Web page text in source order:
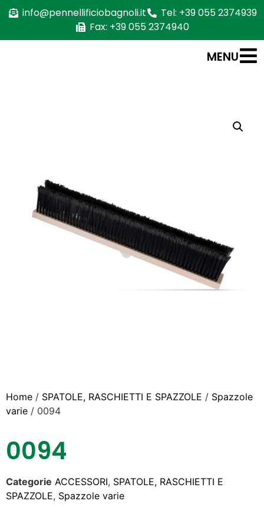
info@pennellificiobagnoli.it
Tel: +39 055 2374939
Fax: +39 055 2374940
MENU
Home / SPATOLE, RASCHIETTI E SPAZZOLE / Spazzole
varie / 0094
0094
Categorie ACCESSORI, SPATOLE, RASCHIETTI E
SPAZZOLE, Spazzole varie